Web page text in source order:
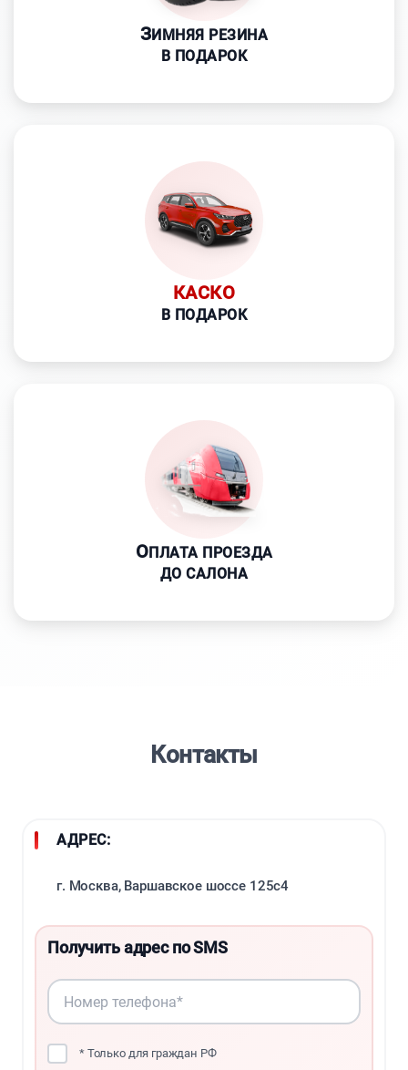
ЗИМНЯЯ РЕЗИНА
В ПОДАРОК
КАСКО
В ПОДАРОК
ОПЛАТА ПРОЕЗДА
ДО САЛОНА
Контакты
АДРЕС:
г. Москва, Варшавское шоссе 125с4
Получить адрес по SMS
* Только для граждан РФ